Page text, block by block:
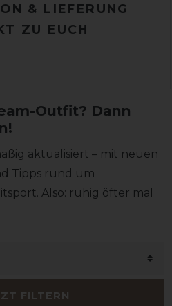
& LIEFERUNG
ZU EUCH
Outfit? Dann
aktualisiert – mit neuen
Tipps rund um
Also: ruhig öfter mal
FILTERN